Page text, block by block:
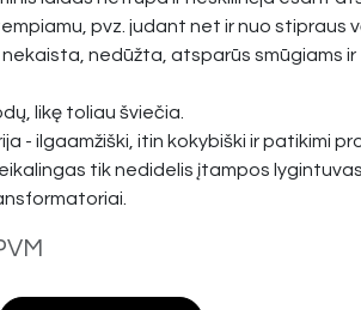
pvz. judant net ir nuo stipraus
nekaista, nedūžta, atsparūs smūgiams ir
likę toliau šviečia.
- ilgaamžiški, itin kokybiški ir patikimi
tik nedidelis įtampos lygintuvas,